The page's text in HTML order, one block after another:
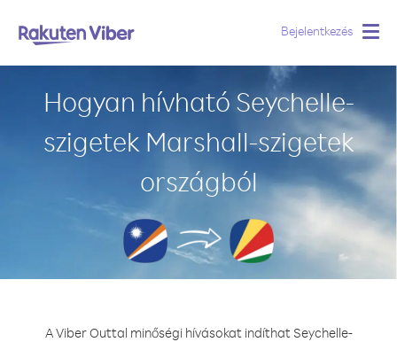
Bejelentkezés
Hogyan hívható Seychelle-
szigetek Marshall-szigetek
országból
A Viber Outtal minőségi hívásokat indíthat Seychelle-